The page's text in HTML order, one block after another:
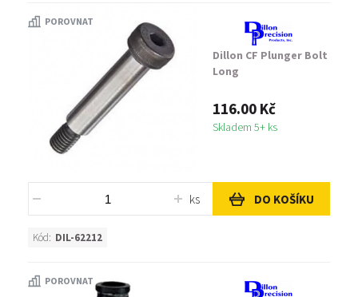
POROVNAT
Dillon CF Plunger Bolt
Long
116.00 Kč
Skladem 5+ ks
ks DO KOŠÍKU
Kód: DIL-62212
POROVNAT